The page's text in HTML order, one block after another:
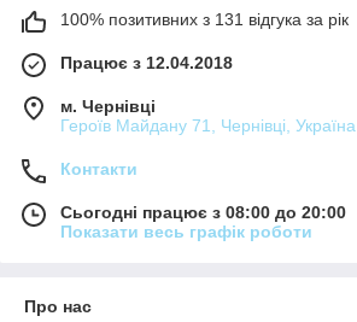
100% позитивних з 131 відгука за рік
Працює з 12.04.2018
м. Чернівці
Героїв Майдану 71, Чернівці, Україна
Контакти
Сьогодні працює з 08:00 до 20:00
Показати весь графік роботи
Про нас